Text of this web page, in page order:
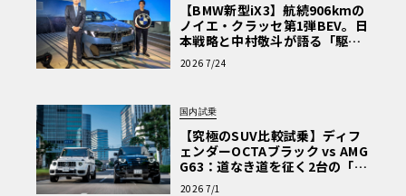
【BMW新型iX3】航続906kmの
ノイエ・クラッセ第1弾BEV。日
本戦略と中村敬斗が語る「駆け
ぬける歓び」
2026 7/24
国内試乗
【究極のSUV比較試乗】ディフ
ェンダーOCTAブラック vs AMG
G63：道なき道を征く2台の「対
極的アプローチ」
2026 7/1